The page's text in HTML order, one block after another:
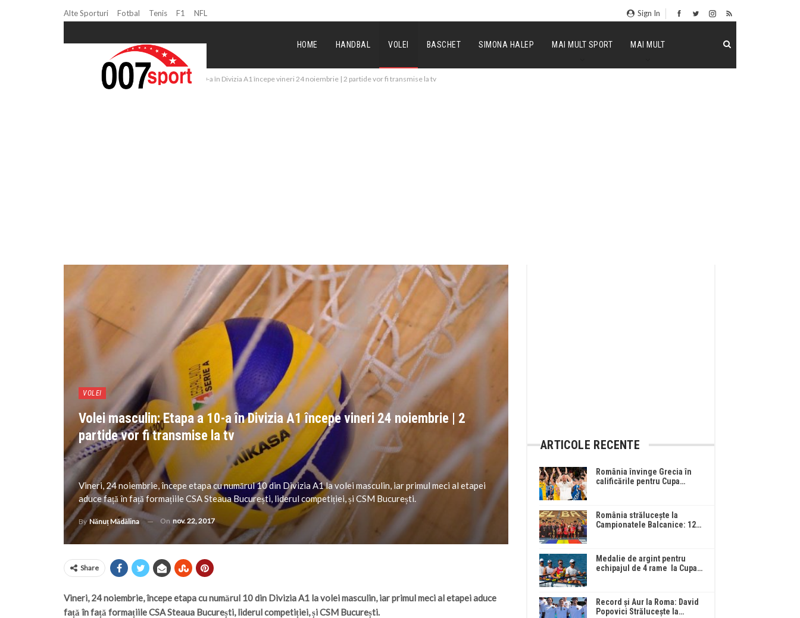
Alte Sporturi Fotbal Tenis F1 NFL Sign In
HOME HANDBAL VOLEI BASCHET SIMONA HALEP MAI MULT SPORT MAI MULT
Volei Volei masculin: Etapa a 10-a în Divizia A1 începe vineri 24 noiembrie | 2 partide vor fi transmise la tv
VOLEI
Volei masculin: Etapa a 10-a în Divizia A1 începe vineri 24 noiembrie | 2
partide vor fi transmise la tv
Vineri, 24 noiembrie, începe etapa cu numărul 10 din Divizia A1 la volei masculin, iar primul meci al etapei
aduce față în față formațiile CSA Steaua București, liderul competiției, și CSM București.
By Nănuț Mădălina On nov. 22, 2017
Share
Vineri, 24 noiembrie, începe etapa cu numărul 10 din Divizia A1 la volei masculin, iar primul meci al etapei aduce
față în față formațiile CSA Steaua București, liderul competiției, și CSM București.
ARTICOLE RECENTE
România învinge Grecia în
calificările pentru Cupa…
România strălucește la
Campionatele Balcanice: 12…
Medalie de argint pentru
echipajul de 4 rame la Cupa…
Record și Aur la Roma: David
Popovici Strălucește la…